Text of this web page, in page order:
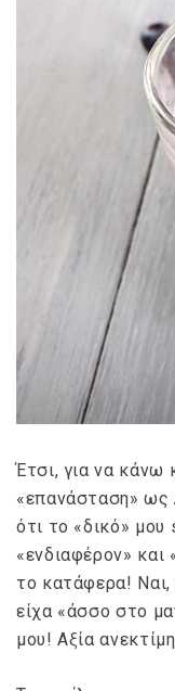
Έτσι, για να κάνω
«επανάσταση» ως
ότι το «δικό» μου
«ενδιαφέρον»
το κατάφερα!
είχα «άσσο στο
μου! Αξία